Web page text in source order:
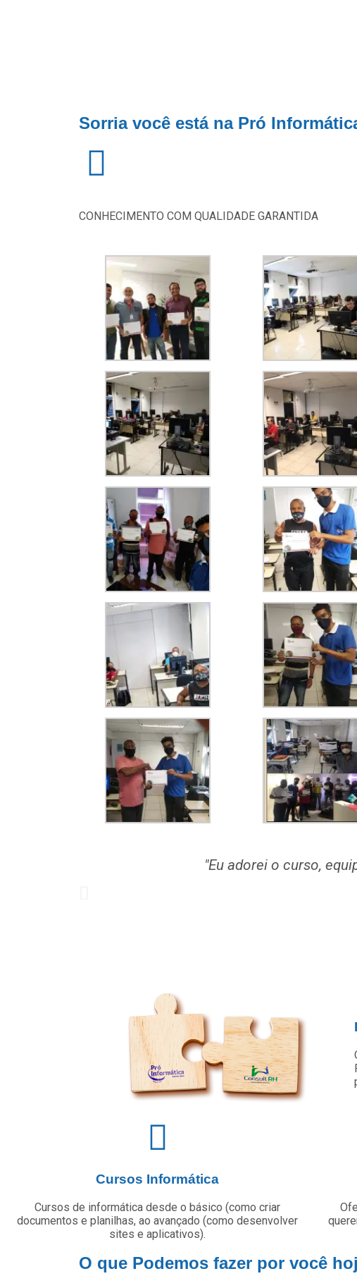
Sorria você está na Pró
CONHECIMENTO COM QUALIDADE GARANTIDA
"Eu adorei o curso,
Cursos Informática
Cursos de informática desde o básico (como criar
documentos e planilhas, ao avançado (como desenvolver
sites e aplicativos).
O que Podemos fazer por você